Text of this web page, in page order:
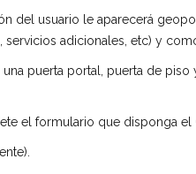
del usuario le aparecerá
adicionales, etc) y
puerta portal, puerta de
el formulario que disponga el